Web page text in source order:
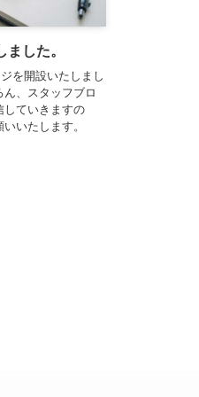
した。
を開設いたしまし
、スタッフブロ
していきますの
いたします。